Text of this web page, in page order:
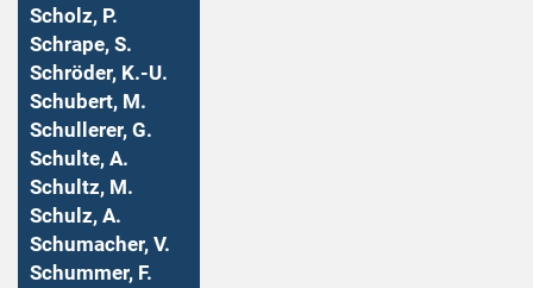
Scholz, P.
Schrape, S.
Schröder, K.-U.
Schubert, M.
Schullerer, G.
Schulte, A.
Schultz, M.
Schulz, A.
Schumacher, V.
Schummer, F.